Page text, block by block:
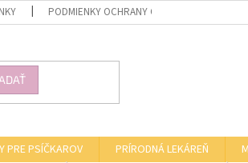
PODMIENKY OCHRANY OSOBNÝCH ÚDAJOV
PRE PSÍČKAROV PRÍRODNÁ LEKÁREŇ